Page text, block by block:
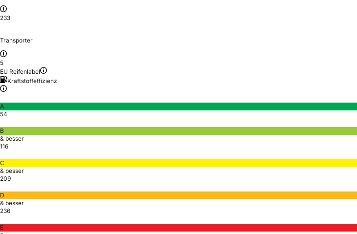
233
Transporter
5
EU Reifenlabel
Kraftstoffeffizienz
A
54
B
& besser
116
C
& besser
209
D
& besser
236
E